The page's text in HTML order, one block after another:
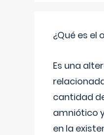
¿Qué es el
Es una
cantidad
amniótico
en la